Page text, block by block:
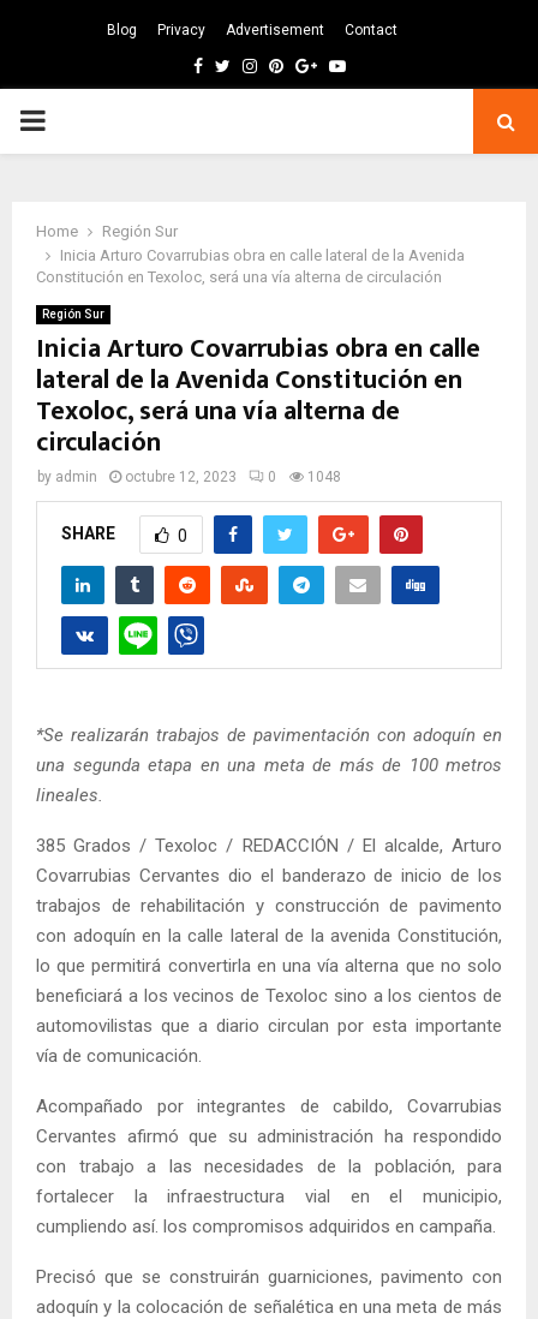
Blog Privacy Advertisement Contact
Facebook
TwitterInstagram
Pinterest
GoogleYoutube
PRIMARY
Home
Región Sur
Inicia Arturo Covarrubias obra en calle lateral de la Avenida
Constitución en Texoloc, será una vía alterna de circulación
Región Sur
Inicia Arturo Covarrubias obra en calle
lateral de la Avenida Constitución en
Texoloc, será una vía alterna de
circulación
by admin octubre 12, 2023 0 1048
SHARE 0
*Se realizarán trabajos de pavimentación con adoquín en
una segunda etapa en una meta de más de 100 metros
lineales.
385 Grados / Texoloc / REDACCIÓN / El alcalde, Arturo
Covarrubias Cervantes dio el banderazo de inicio de los
trabajos de rehabilitación y construcción de pavimento
con adoquín en la calle lateral de la avenida Constitución,
lo que permitirá convertirla en una vía alterna que no solo
beneficiará a los vecinos de Texoloc sino a los cientos de
automovilistas que a diario circulan por esta importante
vía de comunicación.
Acompañado por integrantes de cabildo, Covarrubias
Cervantes afirmó que su administración ha respondido
con trabajo a las necesidades de la población, para
fortalecer la infraestructura vial en el municipio,
cumpliendo así. los compromisos adquiridos en campaña.
Precisó que se construirán guarniciones, pavimento con
adoquín y la colocación de señalética en una meta de más